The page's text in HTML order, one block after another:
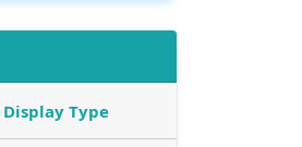
Display Type